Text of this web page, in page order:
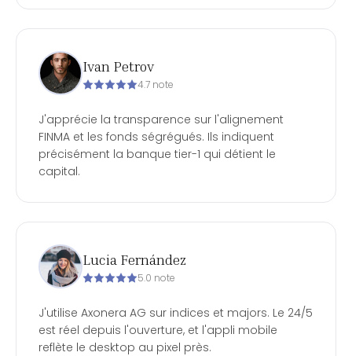
Ivan Petrov
4.7 note
J'apprécie la transparence sur l'alignement
FINMA et les fonds ségrégués. Ils indiquent
précisément la banque tier-1 qui détient le
capital.
Lucia Fernández
5.0 note
J'utilise Axonera AG sur indices et majors. Le 24/5
est réel depuis l'ouverture, et l'appli mobile
reflète le desktop au pixel près.